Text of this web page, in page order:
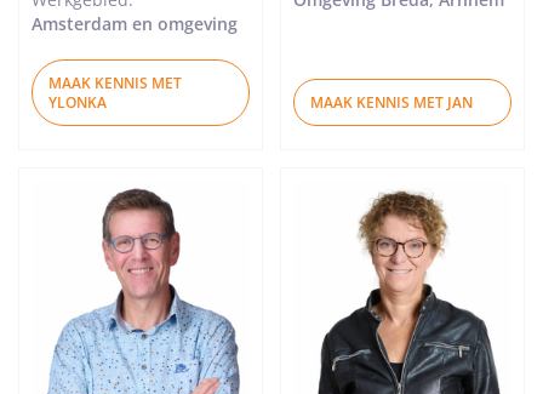
Amsterdam en omgeving
MAAK KENNIS MET
YLONKA
MAAK KENNIS MET JAN